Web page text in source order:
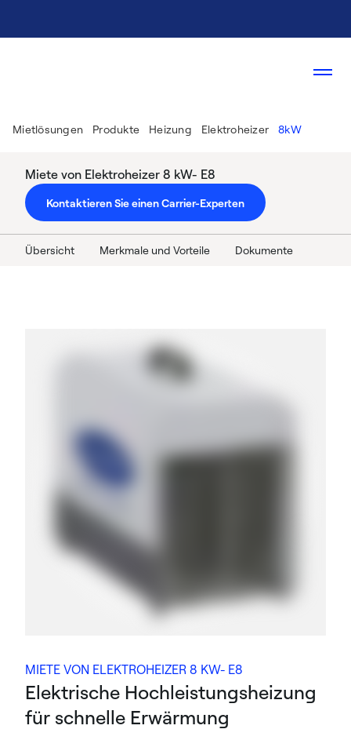
Mietlösungen Produkte Heizung Elektroheizer 8kW
Miete von Elektroheizer 8 kW- E8
Kontaktieren Sie einen Carrier-Experten
Übersicht Merkmale und Vorteile Dokumente
MIETE VON ELEKTROHEIZER 8 KW- E8
Elektrische Hochleistungsheizung
für schnelle Erwärmung